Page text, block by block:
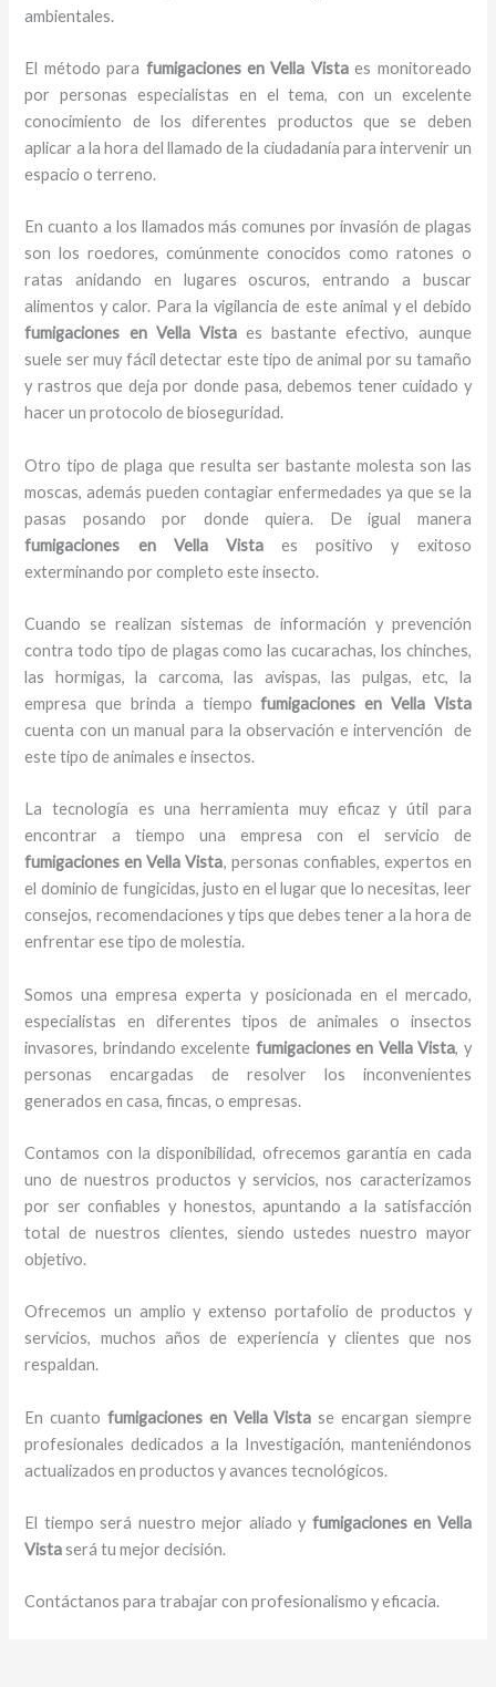
ambientales.
El método para fumigacionesen Vella Vistaes monitoreado
por personas especialistas en el tema, con un excelente
conocimiento de los diferentes productos que se deben
aplicar a la hora del llamado de la ciudadanía para intervenir un
espacio o terreno.
En cuanto a los llamados más comunes por invasión de plagas
son los roedores, comúnmente conocidos como ratones o
ratas anidando en lugares oscuros, entrando a buscar
alimentos y calor. Para la vigilancia de este animal y el debido
fumigaciones en Vella Vistaes bastante efectivo, aunque
suele ser muy fácil detectar este tipo de animal por su tamaño
y rastros que deja por donde pasa, debemos tener cuidado y
hacer un protocolo de bioseguridad.
Otro tipo de plaga que resulta ser bastante molesta son las
moscas, además pueden contagiar enfermedades ya que se la
pasas posando por donde quiera. De igual manera
fumigaciones en Vella Vistaes positivo y exitoso
exterminando por completo este insecto.
Cuando se realizan sistemas de información y prevención
contra todo tipo de plagas como las cucarachas, los chinches,
las hormigas, la carcoma, las avispas, las pulgas, etc, la
empresa que brinda a tiempofumigaciones en Vella Vista
cuenta con un manual para la observación e intervención de
este tipo de animales e insectos.
La tecnología es una herramienta muy eficaz y útil para
encontrar a tiempo una empresa con el servicio de
fumigaciones en Vella Vista, personas confiables, expertos en
el dominio de fungicidas, justo en el lugar que lo necesitas, leer
consejos, recomendaciones y tips que debes tener a la hora de
enfrentar ese tipo de molestia.
Somos una empresa experta y posicionada en el mercado,
especialistas en diferentes tipos de animales o insectos
invasores, brindando excelente fumigacionesen Vella Vista, y
personas encargadas de resolver los inconvenientes
generados en casa, fincas, o empresas.
Contamos con la disponibilidad, ofrecemos garantía en cada
uno de nuestros productos y servicios, nos caracterizamos
por ser confiables y honestos, apuntando a la satisfacción
total de nuestros clientes, siendo ustedes nuestro mayor
objetivo.
Ofrecemos un amplio y extenso portafolio de productos y
servicios, muchos años de experiencia y clientes que nos
respaldan.
En cuanto fumigacionesen Vella Vistase encargan siempre
profesionales dedicados a la Investigación, manteniéndonos
actualizados en productos y avances tecnológicos.
El tiempo será nuestro mejor aliado y fumigacionesen Vella
Vistaserá tu mejor decisión.
Contáctanos para trabajar con profesionalismo y eficacia.